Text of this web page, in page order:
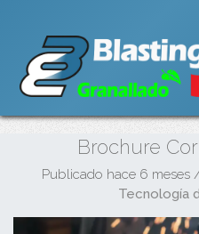
Brochure
Publicado hace 6 meses
Tecnología